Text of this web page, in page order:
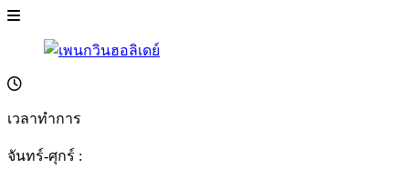
เวลาทำการ
จันทร์-ศุกร์ :